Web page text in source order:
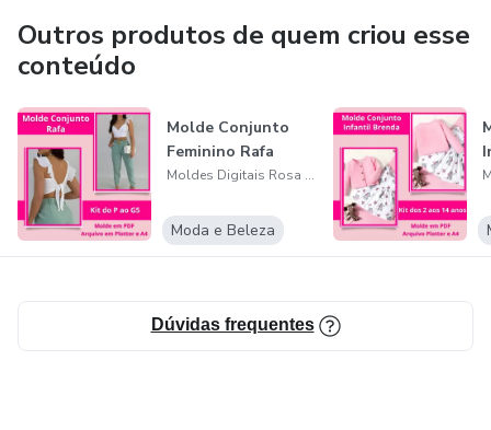
Outros produtos de quem criou esse
conteúdo
Molde Conjunto
Feminino Rafa
Moldes Digitais Rosa de Fraga
Moda e Beleza
Dúvidas frequentes